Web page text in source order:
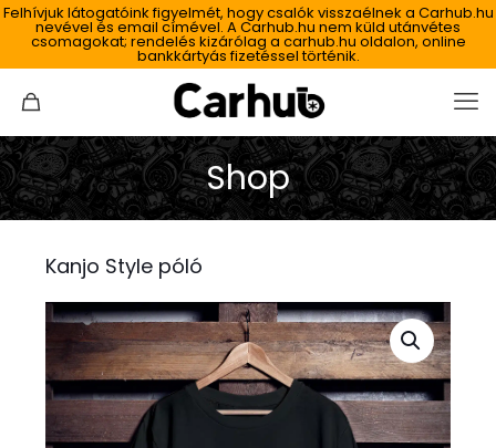
Felhívjuk látogatóink figyelmét, hogy csalók visszaélnek a Carhub.hu
nevével és email címével. A Carhub.hu nem küld utánvétes
csomagokat; rendelés kizárólag a carhub.hu oldalon, online
bankkártyás fizetéssel történik.
Shop
Kanjo Style póló